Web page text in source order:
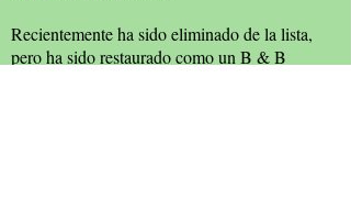
Recientemente ha sido eliminado de la lista,
pero ha sido restaurado como un B & B